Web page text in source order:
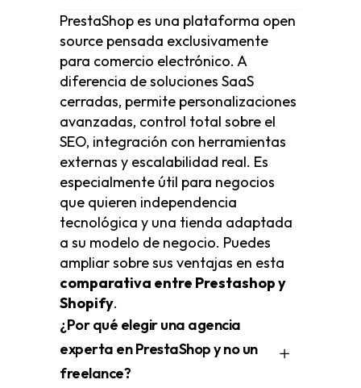
PrestaShop es una plataforma open
source pensada exclusivamente
para comercio electrónico. A
diferencia de soluciones SaaS
cerradas, permite personalizaciones
avanzadas, control total sobre el
SEO, integración con herramientas
externas y escalabilidad real. Es
especialmente útil para negocios
que quieren independencia
tecnológica y una tienda adaptada
a su modelo de negocio. Puedes
ampliar sobre sus ventajas en esta
comparativa entre Prestashop y
Shopify.
¿Por qué elegir una agencia
experta en PrestaShop y no un
freelance?